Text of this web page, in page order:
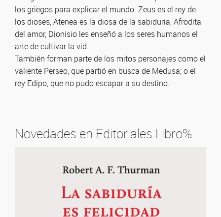
los griegos para explicar el mundo. Zeus es el rey de
los dioses, Atenea es la diosa de la sabiduría, Afrodita
del amor, Dionisio les enseñó a los seres humanos el
arte de cultivar la vid.
También forman parte de los mitos personajes como el
valiente Perseo, que partió en busca de Medusa; o el
rey Edipo, que no pudo escapar a su destino.
Novedades en Editoriales Libro%